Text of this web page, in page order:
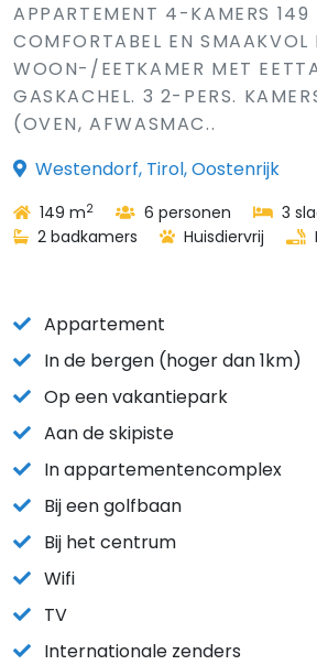
APPARTEMENT 4-KAMERS 149
COMFORTABEL EN SMAAKVOL
WOON-/EETKAMER MET
GASKACHEL. 3 2-PERS.
(OVEN, AFWASMAC..
Westendorf, Tirol, Oostenrijk
149 m2 6 personen
3
2 badkamers
Huisdiervrij
Appartement
In de bergen (hoger dan 1km)
Op een vakantiepark
Aan de skipiste
In appartementencomplex
Bij een golfbaan
Bij het centrum
Wifi
TV
Internationale zenders